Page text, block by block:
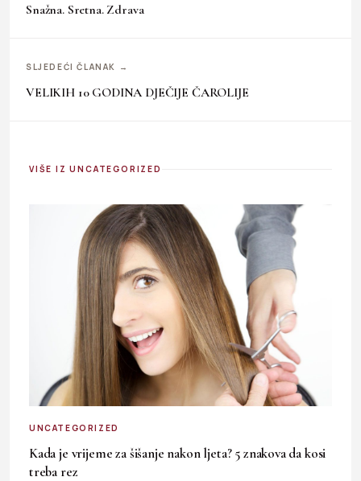
Snažna. Sretna. Zdrava
SLJEDEĆI ČLANAK →
VELIKIH 10 GODINA DJEČIJE ČAROLIJE
VIŠE IZ UNCATEGORIZED
UNCATEGORIZED
Kada je vrijeme za šišanje nakon ljeta? 5 znakova da kosi
treba rez